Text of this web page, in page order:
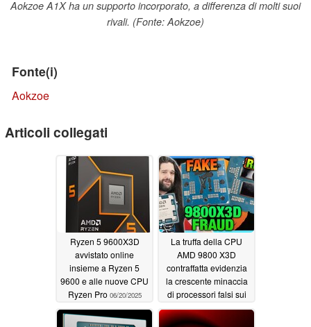
Aokzoe A1X ha un supporto incorporato, a differenza di molti suoi
rivali. (Fonte: Aokzoe)
Fonte(i)
Aokzoe
Articoli collegati
Ryzen 5 9600X3D
avvistato online
insieme a Ryzen 5
9600 e alle nuove CPU
Ryzen Pro 06/20/2025
La truffa della CPU
AMD 9800 X3D
contraffatta evidenzia
la crescente minaccia
di processori falsi sui
siti di vendita al
dettaglio06/20/2025